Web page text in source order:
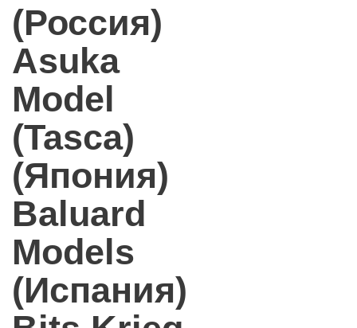
(Россия)
Asuka
Model
(Tasca)
(Япония)
Baluard
Models
(Испания)